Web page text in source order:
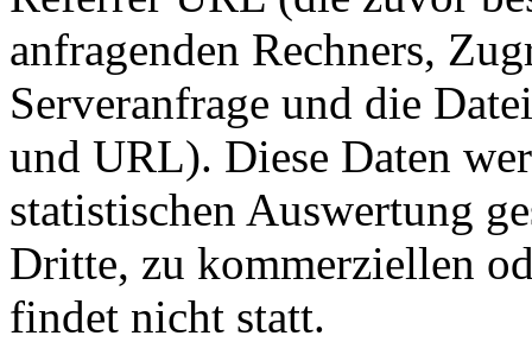
anfragenden Rechners,
Serveranfrage und die
und URL). Diese Daten
statistischen Auswertung
Dritte, zu kommerziellen
findet nicht statt.